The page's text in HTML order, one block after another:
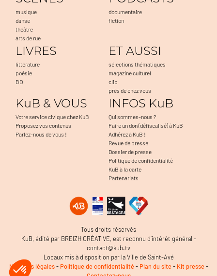
musique
danse
théâtre
arts de rue
documentaire
fiction
LIVRES
littérature
poésie
BD
ET AUSSI
sélections thématiques
magazine culturel
clip
près de chez vous
KuB & VOUS
Votre service civique chez KuB
Proposez vos contenus
Parlez-nous de vous !
INFOS KuB
Qui sommes-nous ?
Faire un don (défiscalisé) à KuB
Adhérez à KuB !
Revue de presse
Dossier de presse
Politique de confidentialité
KuB à la carte
Partenariats
Tous droits réservés
KuB, édité par BREIZH CRÉATIVE, est reconnu d’intérêt général -
contact@kub.tv
Locaux mis à disposition par la Ville de Saint-Avé
Mentions légales- Politique de confidentialité- Plan du site- Kit presse-